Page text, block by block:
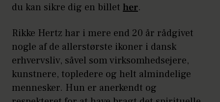
du kan sikre dig en billet her.
Rikke Hertz har i mere end 20 år rådgivet
nogle af de allerstørste ikoner i dansk
erhvervsliv, såvel som virksomhedsejere,
kunstnere, topledere og helt almindelige
mennesker. Hun er anerkendt og